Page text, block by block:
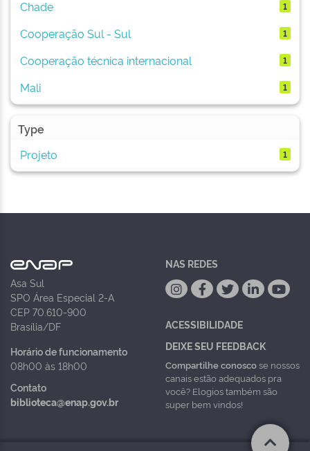
Chade 1
Cooperação Sul - Sul 1
Cooperação técnica internacional 1
Mali 1
Type
Projeto
1
Asa Sul
SPO Área Especial 2-A
CEP 70.610-900
Brasília/DF
Horário de funcionamento
08h00 às 18h00
Contato
biblioteca@enap.gov.br
NAS REDES
ACESSIBILIDADE
DEIXE SEU FEEDBACK
Compartilhe conoscose nossos
canais estão adequados pra
você? Elogios também são
super bem vindos!